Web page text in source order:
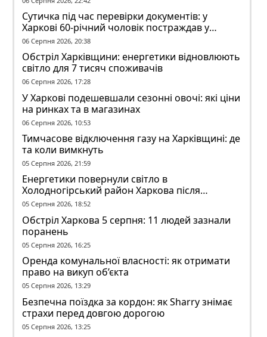
Сутичка під час перевірки документів: у
Харкові 60-річний чоловік постраждав у
конфлікті з ТЦК
06 Серпня 2026, 20:38
Обстріл Харківщини: енергетики відновлюють
світло для 7 тисяч споживачів
06 Серпня 2026, 17:28
У Харкові подешевшали сезонні овочі: які ціни
на ринках та в магазинах
06 Серпня 2026, 10:53
Тимчасове відключення газу на Харківщині: де
та коли вимкнуть
05 Серпня 2026, 21:59
Енергетики повернули світло в
Холодногірський район Харкова після
ворожого обстрілу
05 Серпня 2026, 18:52
Обстріл Харкова 5 серпня: 11 людей зазнали
поранень
05 Серпня 2026, 16:25
Оренда комунальної власності: як отримати
право на викуп об’єкта
05 Серпня 2026, 13:29
Безпечна поїздка за кордон: як Sharry знімає
страхи перед довгою дорогою
05 Серпня 2026, 13:25